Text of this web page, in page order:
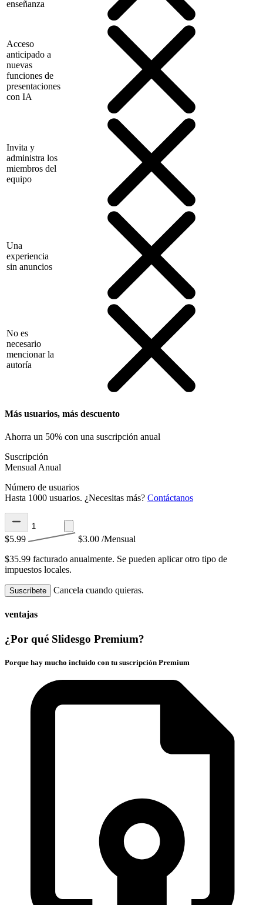
enseñanza
Acceso
anticipado a
nuevas
funciones de
presentaciones
con IA
Invita y
administra los
miembros del
equipo
Una
experiencia
sin anuncios
No es
necesario
mencionar la
autoría
Más usuarios, más descuento
Ahorra un 50% con una suscripción anual
Suscripción
Mensual Anual
Número de usuarios
Hasta 1000 usuarios. ¿Necesitas más? Contáctanos
$5.99 $3.00 /Mensual
$35.99 facturado anualmente. Se pueden aplicar otro tipo de
impuestos locales.
Suscríbete Cancela cuando quieras.
ventajas
¿Por qué Slidesgo Premium?
Porque hay mucho incluido con tu suscripción Premium